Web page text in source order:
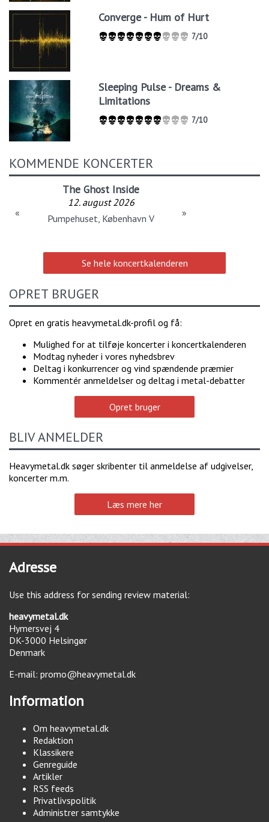
Converge - Hum of Hurt
7/10
Sleeping Pulse - Dreams &
Limitations
7/10
KOMMENDE KONCERTER
The Ghost Inside
12. august 2026
Pumpehuset, København V
« »
Se hele koncertkalenderen
OPRET BRUGER
Opret en gratis heavymetal.dk-profil og få:
Mulighed for at tilføje koncerter i koncertkalenderen
Modtag nyheder i vores nyhedsbrev
Deltag i konkurrencer og vind spændende præmier
Kommentér anmeldelser og deltag i metal-debatter
Opret bruger
BLIV ANMELDER
Heavymetal.dk søger skribenter til anmeldelse af udgivelser,
koncerter m.m.
Læs mere her
Adresse
Use this address for sending review material:
heavymetal.dk
Hymersvej 4
DK-3000 Helsingør
Denmark
E-mail: promo@heavymetal.dk
Information
Om heavymetal.dk
Redaktion
Klassikere
Genreguide
Artikler
RSS feeds
Privatlivspolitik
Administrer samtykke